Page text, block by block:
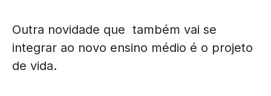
Outra novidade que também vai se
integrar ao novo ensino médio é o projeto
de vida.